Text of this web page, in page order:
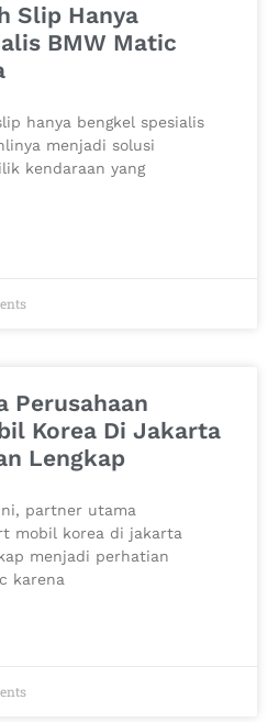
Slip Hanya
BMW Matic
hanya bengkel spesialis
menjadi solusi
kendaraan yang
Perusahaan
Korea Di Jakarta
Lengkap
partner utama
mobil korea di jakarta
menjadi perhatian
karena